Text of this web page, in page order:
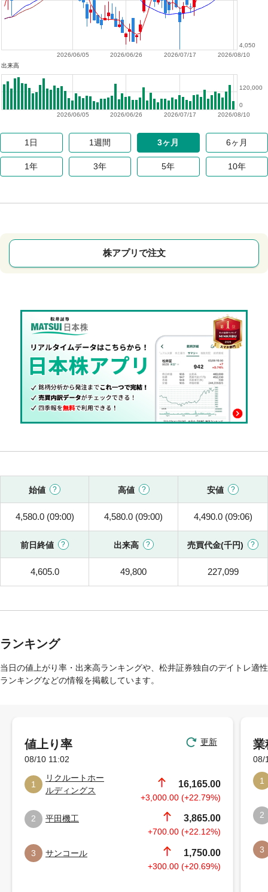
2026/08/10
2026/07/17
2026/06/26
2026/06/05
4,050
出来高
2026/08/10
2026/07/17
2026/06/26
2026/06/05
0
120,000
1日 1週間 3ヶ月 6ヶ月
1年 3年 5年 10年
株アプリで注文
始値 高値 安値
4,580.0 (09:00) 4,580.0 (09:00) 4,490.0 (09:06)
前日終値 出来高 売買代金(千円)
4,605.0 49,800 227,099
ランキング
当日の値上がり率・出来高ランキングや、松井証券独自のデイトレ適性
ランキングなどの情報を掲載しています。